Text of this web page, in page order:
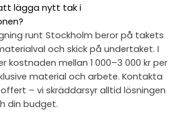
lägga nytt tak i
runt Stockholm beror på takets
och skick på undertaket. I
kostnaden mellan 1 000–3 000 kr per
material och arbete. Kontakta
– vi skräddarsyr alltid lösningen
din budget.